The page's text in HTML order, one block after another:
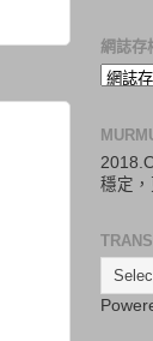
網誌存
穩定，